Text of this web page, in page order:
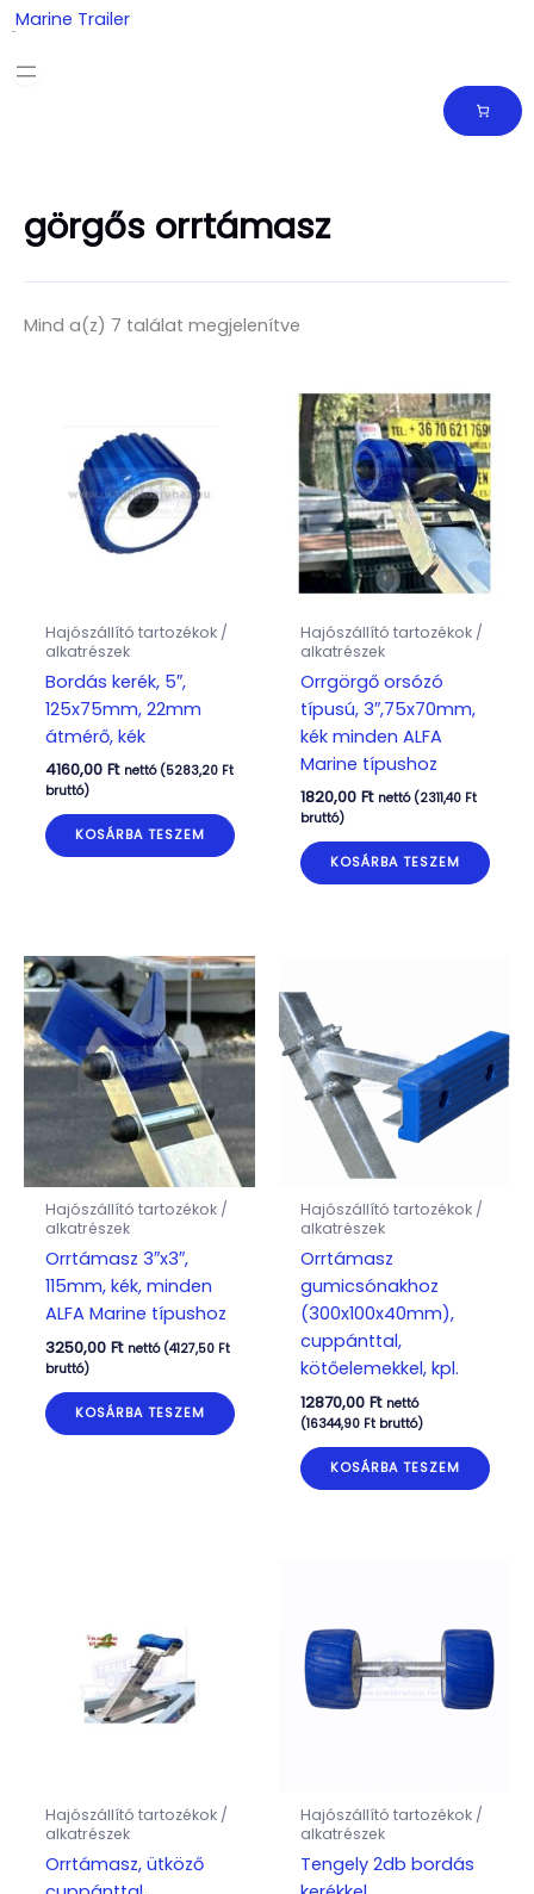
Skip
to
content
Marine Trailer
görgős orrtámasz
Mind a(z) 7 találat megjelenítve
Hajószállító tartozékok /
alkatrészek
Bordás kerék, 5″,
125x75mm, 22mm
átmérő, kék
4160,00 Ft nettó (5283,20 Ft
bruttó)
KOSÁRBA TESZEM
Hajószállító tartozékok /
alkatrészek
Orrgörgő orsózó
típusú, 3″,75x70mm,
kék minden ALFA
Marine típushoz
1820,00 Ft nettó (2311,40 Ft
bruttó)
KOSÁRBA TESZEM
Hajószállító tartozékok /
alkatrészek
Orrtámasz 3″x3″,
115mm, kék, minden
ALFA Marine típushoz
3250,00 Ft nettó (4127,50 Ft
bruttó)
KOSÁRBA TESZEM
Hajószállító tartozékok /
alkatrészek
Orrtámasz
gumicsónakhoz
(300x100x40mm),
cuppánttal,
kötőelemekkel, kpl.
12870,00 Ft nettó
(16344,90 Ftbruttó)
KOSÁRBA TESZEM
Hajószállító tartozékok /
alkatrészek
Orrtámasz, ütköző
Hajószállító tartozékok /
alkatrészek
Tengely 2db bordás